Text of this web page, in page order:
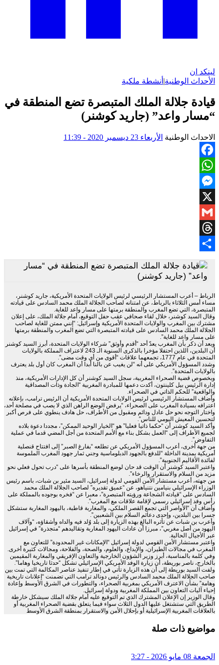
لينكد ان
الأحداث الوطنية| أنشطة ملكية
قيادة جلالة الملك المتبصرة تضع المنطقة في
“مسار واعد” (جاريد كوشنر)
الاحداث الوطنية الأربعاء 23 ديسمبر 2020 - 11:39
Facebook
WhatsApp
Messenger
X
Gmail
Threads
Share
الرباط – أعرب المستشار الرئيسي لرئيس الولايات المتحدة الأمريكية، جاريد كوشنر،
مساء أمس الثلاثاء بالرباط، عن امتنانه لصاحب الجلالة الملك محمد السادس على قيادته
المتبصرة، التي تضع المغرب والمنطقة برمتها على مسار واعد للغاية.
وقال السيد كوشنر، خلال لقاء صحافي عقب حفل التوقيع، أمام جلالة الملك، على إعلان
مشترك بين المغرب والولايات المتحدة الأمريكية وإسرائيل: “إنني ممتن للغاية لصاحب
الجلالة الملك محمد السادس على قيادته المتبصرة التي تضع المغرب والمنطقة برمتها
على مسار واعد للغاية”.
وبعد أن ذكر بأن المغرب يعدّ أحد “أقدم وأوثق” شركاء الولايات المتحدة، أبرز السيد كوشنر
أن البلدين، اللذين احتفلا مؤخرا بالذكرى السنوية الـ 243 لاعتراف المملكة بالولايات
المتحدة في عام 1777، تجمعهما علاقات “أقوى من أي وقت مضى”.
وشدد المسؤول الأمريكي على أنه “لن يغيب عن بالنا أبدا أن المغرب كان أول بلد يعترف
بالولايات المتحدة”.
وبخصوص قضية الصحراء المغربية، سجل السيد كوشنر أن كل الإدارات الأمريكية، منذ
إدارة الرئيس بيل كلينتون، أكدت دعمها للمبادرة المغربية “الجادة وذات المصداقية
والواقعية” للحكم الذاتي في الصحراء.
وأضاف المستشار الرئيسي لرئيس الولايات المتحدة الأمريكية أن الرئيس ترامب، بإعلانه
اعترافه بسيادة المغرب على الصحراء، “يرفض الوضع الراهن الذي لا يصب في مصلحة أحد،
واختار التوجه نحو حل عادل ودائم ومقبول من الأطراف، حل هادف ينطوي على فرص أكبر
لتحسين المعيش اليومي للناس”.
وأكد السيد كوشنر أن “حكما ذاتيا فعليا” هو “الخيار الوحيد الممكن”، مجددا دعوة بلاده
لجميع الأطراف إلى “العمل بشكل بناء مع الأمم المتحدة من أجل المضي قدما في عملية
التفاوض”.
من جهة أخرى، أعرب المسؤول الأمريكي عن تطلعه “بفارغ الصبر” إلى افتتاح قنصلية
أمريكية بمدينة الداخلة “للدفع بالجهود الدبلوماسية وجني ثمار جهود المغرب الملموسة
لفائدة الأقاليم الجنوبية”.
واعتبر السيد كوشنر أن الوقت قد حان لوضع المنطقة بأسرها على “درب تحول فعلي نحو
مزيد من السلام والاستقرار والرخاء”.
من جهته، أعرب مستشار الأمن القومي لدولة إسرائيل، السيد مئير بن شبات، باسم رئيس
الوزراء الإسرائيلي بنيامين نتنياهو، عن “عميق تقديره” لصاحب الجلالة الملك محمد
السادس على “قيادته الشجاعة ورؤيته المتبصرة”، معبرا عن “فخره بوجوده بالمملكة على
رأس وفد إسرائيلي رسمي لإقامة علاقات مع المغرب”.
وأضاف أن “الأواصر التي تجمع القصر الملكي، والمغاربة قاطبة، باليهود المغاربة ستشكل
جسرا بين البلدين، وإحدى دعائم السلام بين الشعبين”.
وأعرب بن شبات عن تأثره البالغ بهذه الزيارة إلى بلد وُلد فيه والداه وأشقاؤه، “وآلاف
اليهود من أصل مغربي”، مبرزا أن عادات اليهود المغاربة وتقاليدهم “متجذرة” في إسرائيل
عبر الأجيال الحالية.
واعتبر مستشار الأمن القومي لدولة إسرائيل “الإمكانات غير المحدودة” للتعاون مع
المغرب في مجالات الطيران، والإبداع، والعلوم، والصحة، والفلاحة، ومجالات كثيرة أخرى.
وفي كلمة بالمناسبة، أبرز وزير الشؤون الخارجية والتعاون الإفريقي والمغاربة المقيمين
بالخارج، ناصر بوريطة، أن زيارة الوفد الأمريكي الإسرائيلي تشكل “حدثا تاريخيا وهاما”.
ولفت السيد بوريطة إلى أن هذه الزيارة تأتي في إطار تنفيذ عناصر المكالمة التي تمت بين
صاحب الجلالة الملك محمد السادس والرئيس دونالد ترامب التي تضمنت “إعلانات تاريخية
وهامة” بشأن الاعترف الأمريكي بمغربية الصحراء، والتطورات في الشرق الأوسط وإعادة
إحياء آليات التعاون بين المملكة المغربية ودولة إسرائيل.
وقال الوزير إن الإعلان المشترك الذي تم التوقيع عليه أمام جلالة الملك سيشكل خارطة
الطريق التي ستشتغل عليها الدول الثلاث سواء فيما يتعلق بقضية الصحراء المغربية أو
بالعلاقات المغربية الإسرائيلية أو بإحلال الأمن والاستقرار بمنطقة الشرق الأوسط
مواضيع ذات صلة
الجمعة 08 مايو 2026 - 3:27